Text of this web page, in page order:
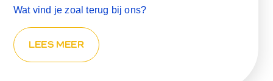
Wat vind je zoal terug bij ons?
LEES MEER